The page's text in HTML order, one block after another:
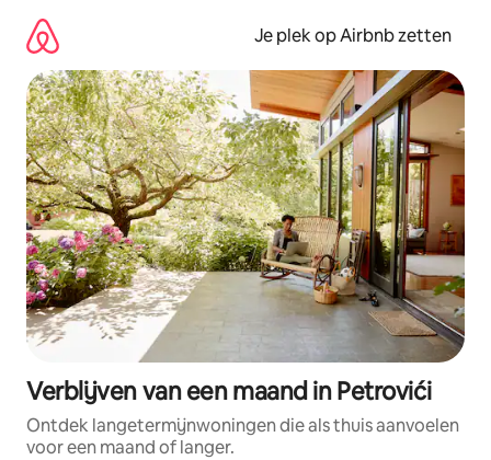
direct
naar
inhoud
Je plek op Airbnb zetten
Verblijven van een maand in Petrovići
Ontdek langetermijnwoningen die als thuis aanvoelen
voor een maand of langer.